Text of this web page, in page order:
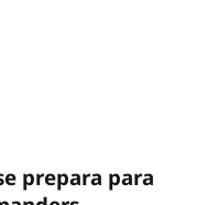
prepara para